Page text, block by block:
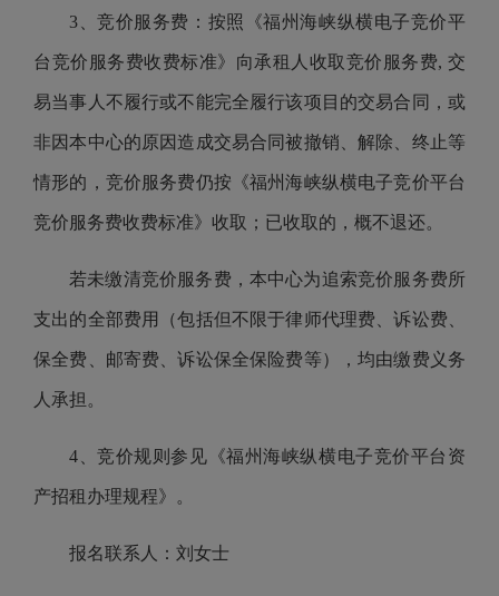
3、竞价服务费：按照《福州海峡纵横电子竞价平
台竞价服务费收费标准》向承租人收取竞价服务费, 交
易当事人不履行或不能完全履行该项目的交易合同，或
非因本中心的原因造成交易合同被撤销、解除、终止等
情形的，竞价服务费仍按《福州海峡纵横电子竞价平台
竞价服务费收费标准》收取；已收取的，概不退还。
若未缴清竞价服务费，本中心为追索竞价服务费所
支出的全部费用（包括但不限于律师代理费、诉讼费、
保全费、邮寄费、诉讼保全保险费等），均由缴费义务
人承担。
4、竞价规则参见《福州海峡纵横电子竞价平台资
产招租办理规程》。
报名联系人：刘女士